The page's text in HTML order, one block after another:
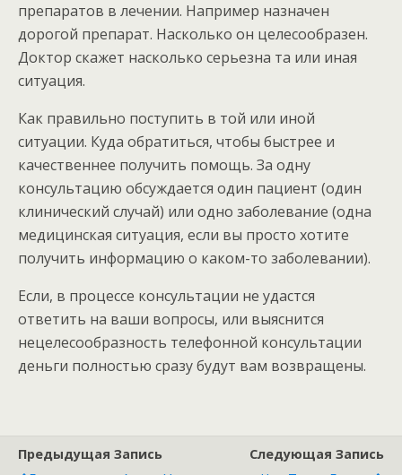
препаратов в лечении. Например назначен
дорогой препарат. Насколько он целесообразен.
Доктор скажет насколько серьезна та или иная
ситуация.
Как правильно поступить в той или иной
ситуации. Куда обратиться, чтобы быстрее и
качественнее получить помощь. За одну
консультацию обсуждается один пациент (один
клинический случай) или одно заболевание (одна
медицинская ситуация, если вы просто хотите
получить информацию о каком-то заболевании).
Если, в процессе консультации не удастся
ответить на ваши вопросы, или выяснится
нецелесообразность телефонной консультации
деньги полностью сразу будут вам возвращены.
Предыдущая Запись
Следующая Запись